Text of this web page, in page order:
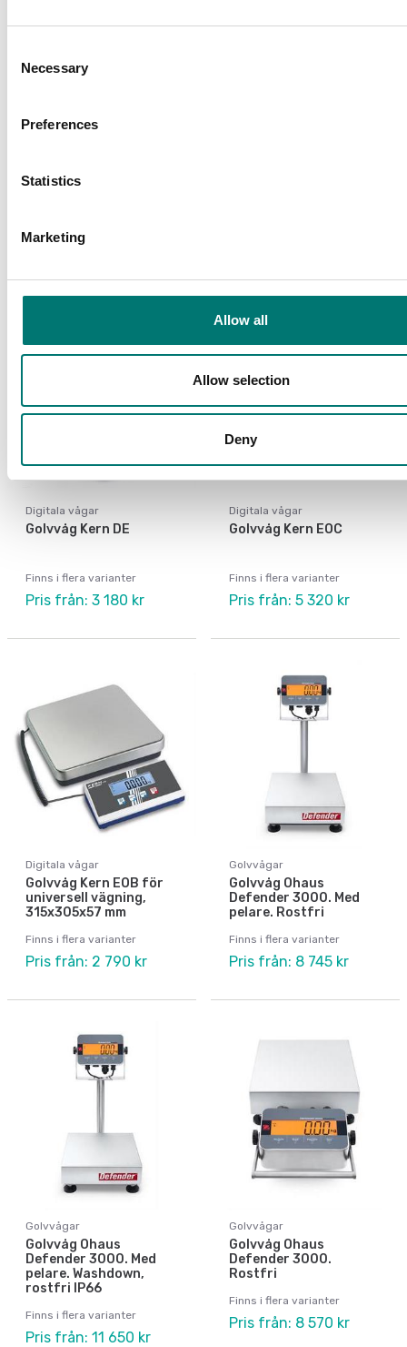
Selection
Necessary
Preferences
Statistics
Marketing
Allow all
Allow selection
Deny
Golvvåg HY10 Radwag
Pris från: 76 990 kr
Digitala vågar
Golvvåg Kern DE
Finns i flera varianter
Pris från: 3 180 kr
Digitala vågar
Golvvåg Kern EOC
Finns i flera varianter
Pris från: 5 320 kr
Digitala vågar
Golvvåg Kern EOB för
universell vägning,
315x305x57 mm
Finns i flera varianter
Pris från: 2 790 kr
Golvvågar
Golvvåg Ohaus
Defender 3000. Med
pelare. Rostfri
Finns i flera varianter
Pris från: 8 745 kr
Golvvågar
Golvvåg Ohaus
Defender 3000. Med
pelare. Washdown,
rostfri IP66
Finns i flera varianter
Pris från: 11 650 kr
Golvvågar
Golvvåg Ohaus
Defender 3000.
Rostfri
Finns i flera varianter
Pris från: 8 570 kr